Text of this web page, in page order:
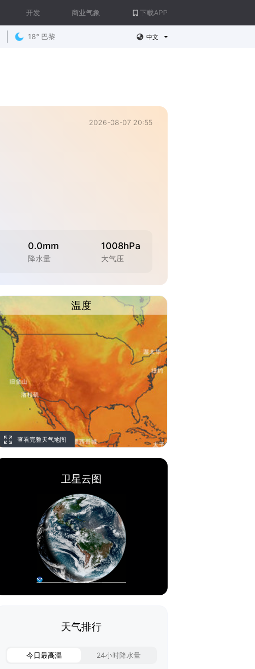
开发 商业气象 下载APP
18° 巴黎 中文
2026-08-07 20:55
0.0mm
降水量
1008hPa
大气压
温度
查看完整天气地图
卫星云图
天气排行
今日最高温 24小时降水量